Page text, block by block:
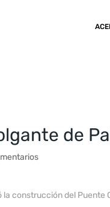
de
la construcción del Puente